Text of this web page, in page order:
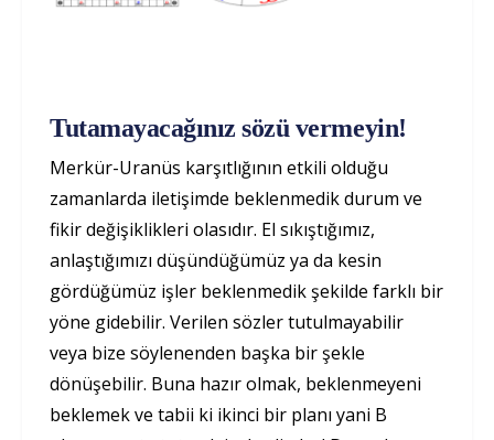
Tutamayacağınız sözü vermeyin!
Merkür-Uranüs karşıtlığının etkili olduğu
zamanlarda iletişimde beklenmedik durum ve
fikir değişiklikleri olasıdır. El sıkıştığımız,
anlaştığımızı düşündüğümüz ya da kesin
gördüğümüz işler beklenmedik şekilde farklı bir
yöne gidebilir. Verilen sözler tutulmayabilir
veya bize söylenenden başka bir şekle
dönüşebilir. Buna hazır olmak, beklenmeyeni
beklemek ve tabii ki ikinci bir planı yani B